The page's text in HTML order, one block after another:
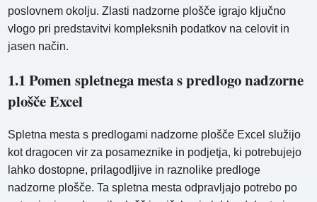
poslovnem okolju. Zlasti nadzorne plošče igrajo ključno
vlogo pri predstavitvi kompleksnih podatkov na celovit in
jasen način.
1.1 Pomen spletnega mesta s predlogo nadzorne
plošče Excel
Spletna mesta s predlogami nadzorne plošče Excel služijo
kot dragocen vir za posameznike in podjetja, ki potrebujejo
lahko dostopne, prilagodljive in raznolike predloge
nadzorne plošče. Ta spletna mesta odpravljajo potrebo po